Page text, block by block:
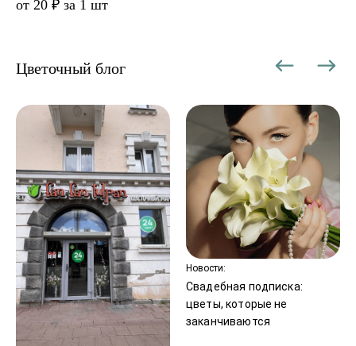
от 20 ₽ за 1 шт
Новости:
Свадебная подписка:
цветы, которые не
заканчиваются
Цветочный блог